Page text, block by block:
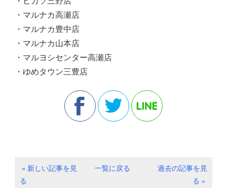
・マルナカ高瀬店
・マルナカ豊中店
・マルナカ山本店
・マルヨシセンター高瀬店
・ゆめタウン三豊店
« 新しい記事を見
る
一覧に戻る
過去の記事を見
る »